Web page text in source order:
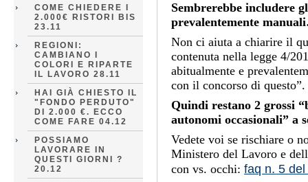
COME CHIEDERE I
2.000€ RISTORI BIS
23.11
REGIONI:
CAMBIANO I
COLORI E RIPARTE
IL LAVORO 28.11
HAI GIÀ CHIESTO IL
"FONDO PERDUTO"
DI 2.000 €. ECCO
COME FARE 04.12
POSSIAMO
LAVORARE IN
QUESTI GIORNI ?
20.12
Sembrerebbe includere
prevalentemente
Non ci aiuta a chiarire il
contenuta nella legge 4/
abitualmente e
con il concorso di questo”.
Quindi restano 2 grossi
autonomi occasionali” a
Vedete voi se rischiare o
Ministero del Lavoro e
con vs. occhi: faq n. 5